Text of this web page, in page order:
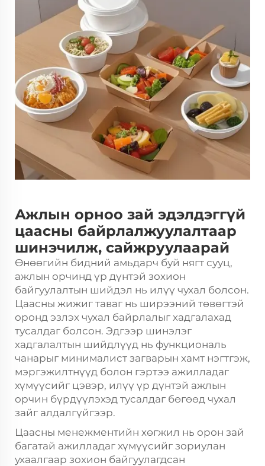
Ажлын орноо зай эдэлдэггүй
цаасны байрлалжуулалтаар
шинэчилж, сайжруулаарай
Өнөөгийн бидний амьдарч буй нягт сууц,
ажлын орчинд үр дүнтэй зохион
байгуулалтын шийдэл нь илүү чухал болсон.
Цаасны жижиг таваг нь ширээний төвөгтэй
оронд эзлэх чухал байрлалыг хадгалахад
тусалдаг болсон. Эдгээр шинэлэг
хадгалалтын шийдлүүд нь функциональ
чанарыг минималист загварын хамт нэгтгэж,
мэргэжилтнүүд болон гэртээ ажилладаг
хүмүүсийг цэвэр, илүү үр дүнтэй ажлын
орчин бүрдүүлэхэд тусалдаг бөгөөд чухал
зайг алдалгүйгээр.
Цаасны менежментийн хөгжил нь орон зай
багатай ажилладаг хүмүүсийг зориулан
ухаалгаар зохион байгуулагдсан